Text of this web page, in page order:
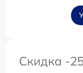
Скидка -